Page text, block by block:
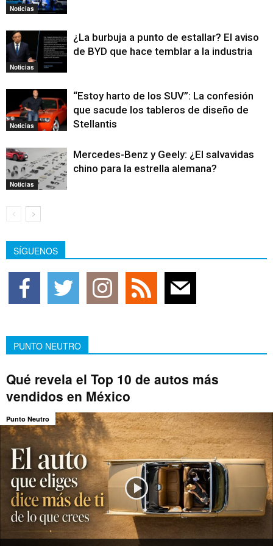
Noticias
Noticias
¿La burbuja a punto de estallar? El aviso
de BYD que hace temblar a la industria
Noticias
“Estoy harto de los SUV”: La confesión
que sacude los tableros de diseño de
Stellantis
Noticias
Mercedes-Benz y Geely: ¿El salvavidas
chino para la estrella alemana?
SÍGUENOS
PUNTO NEUTRO
Qué revela el Top 10 de autos más
vendidos en México
Punto Neutro